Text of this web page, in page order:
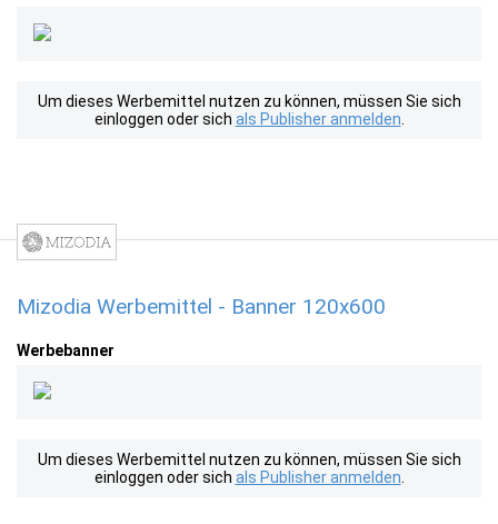
Um dieses Werbemittel nutzen zu können, müssen Sie sich
einloggen oder sich als Publisher anmelden
Mizodia Werbemittel - Banner 120x600
Werbebanner
Um dieses Werbemittel nutzen zu können, müssen Sie sich
einloggen oder sich als Publisher anmelden